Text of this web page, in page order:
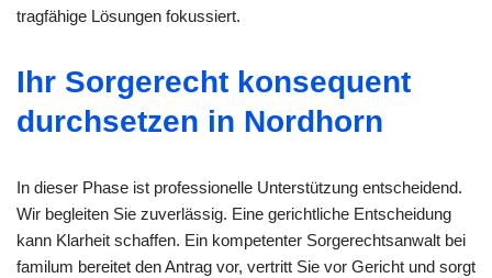
tragfähige Lösungen fokussiert.
Ihr Sorgerecht konsequent
durchsetzen in Nordhorn
In dieser Phase ist professionelle Unterstützung entscheidend.
Wir begleiten Sie zuverlässig. Eine gerichtliche Entscheidung
kann Klarheit schaffen. Ein kompetenter Sorgerechtsanwalt bei
familum bereitet den Antrag vor, vertritt Sie vor Gericht und sorgt